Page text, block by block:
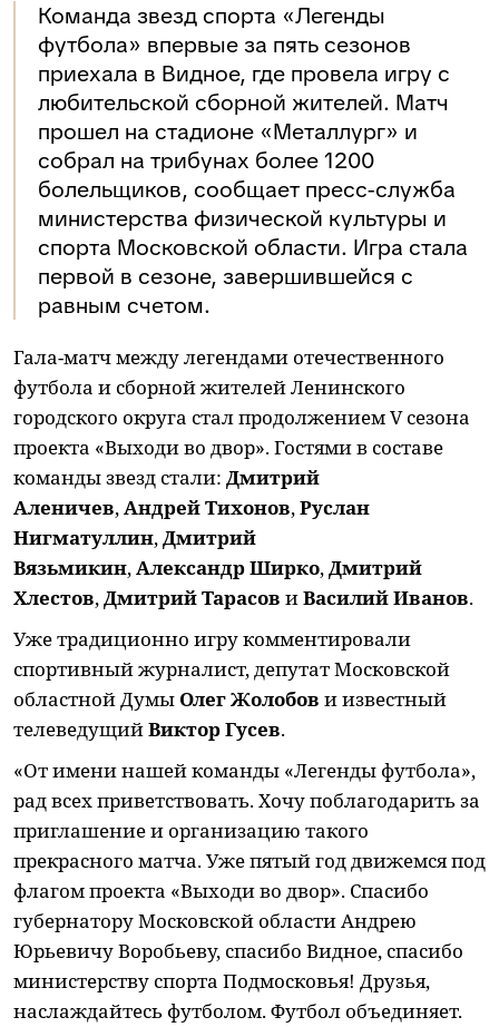
Команда звезд спорта «Легенды
футбола» впервые за пять сезонов
приехала в Видное, где провела игру с
любительской сборной жителей. Матч
прошел на стадионе «Металлург» и
собрал на трибунах более 1200
болельщиков, сообщает пресс-служба
министерства физической культуры и
спорта Московской области. Игра стала
первой в сезоне, завершившейся с
равным счетом.
Гала-матч между легендами отечественного
футбола и сборной жителей Ленинского
городского округа стал продолжением V сезона
проекта «Выходи во двор». Гостями в составе
команды звезд стали: Дмитрий
Аленичев,Андрей Тихонов,Руслан
Нигматуллин,Дмитрий
Вязьмикин,Александр Ширко,Дмитрий
Хлестов,Дмитрий Тарасов иВасилий Иванов.
Уже традиционно игру комментировали
спортивный журналист, депутат Московской
областной Думы Олег Жолобов и известный
телеведущийВиктор Гусев.
«От имени нашей команды «Легенды футбола»,
рад всех приветствовать. Хочу поблагодарить за
приглашение и организацию такого
прекрасного матча. Уже пятый год движемся под
флагом проекта «Выходи во двор». Спасибо
губернатору Московской области Андрею
Юрьевичу Воробьеву, спасибо Видное, спасибо
министерству спорта Подмосковья! Друзья,
наслаждайтесь футболом. Футбол объединяет.